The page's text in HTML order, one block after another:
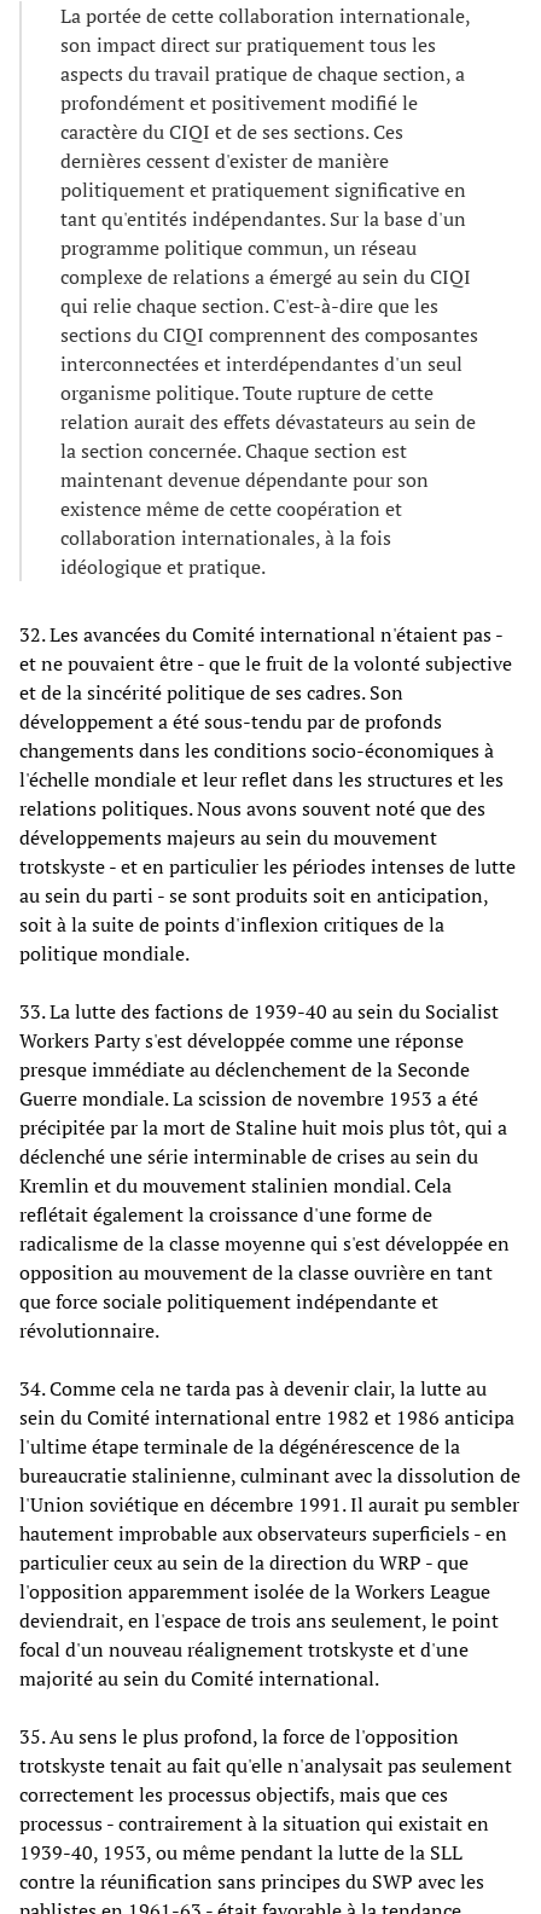
La portée de cette collaboration internationale,
son impact direct sur pratiquement tous les
aspects du travail pratique de chaque section, a
profondément et positivement modifié le
caractère du CIQI et de ses sections. Ces
dernières cessent d'exister de manière
politiquement et pratiquement significative en
tant qu'entités indépendantes. Sur la base d'un
programme politique commun, un réseau
complexe de relations a émergé au sein du CIQI
qui relie chaque section. C'est-à-dire que les
sections du CIQI comprennent des composantes
interconnectées et interdépendantes d'un seul
organisme politique. Toute rupture de cette
relation aurait des effets dévastateurs au sein de
la section concernée. Chaque section est
maintenant devenue dépendante pour son
existence même de cette coopération et
collaboration internationales, à la fois
idéologique et pratique.
32. Les avancées du Comité international n'étaient pas -
et ne pouvaient être - que le fruit de la volonté subjective
et de la sincérité politique de ses cadres. Son
développement a été sous-tendu par de profonds
changements dans les conditions socio-économiques à
l'échelle mondiale et leur reflet dans les structures et les
relations politiques. Nous avons souvent noté que des
développements majeurs au sein du mouvement
trotskyste - et en particulier les périodes intenses de lutte
au sein du parti - se sont produits soit en anticipation,
soit à la suite de points d'inflexion critiques de la
politique mondiale.
33. La lutte des factions de 1939-40 au sein du Socialist
Workers Party s'est développée comme une réponse
presque immédiate au déclenchement de la Seconde
Guerre mondiale. La scission de novembre 1953 a été
précipitée par la mort de Staline huit mois plus tôt, qui a
déclenché une série interminable de crises au sein du
Kremlin et du mouvement stalinien mondial. Cela
reflétait également la croissance d'une forme de
radicalisme de la classe moyenne qui s'est développée en
opposition au mouvement de la classe ouvrière en tant
que force sociale politiquement indépendante et
révolutionnaire.
34. Comme cela ne tarda pas à devenir clair, la lutte au
sein du Comité international entre 1982 et 1986 anticipa
l'ultime étape terminale de la dégénérescence de la
bureaucratie stalinienne, culminant avec la dissolution de
l'Union soviétique en décembre 1991. Il aurait pu sembler
hautement improbable aux observateurs superficiels - en
particulier ceux au sein de la direction du WRP - que
l'opposition apparemment isolée de la Workers League
deviendrait, en l'espace de trois ans seulement, le point
focal d'un nouveau réalignement trotskyste et d'une
majorité au sein du Comité international.
35. Au sens le plus profond, la force de l'opposition
trotskyste tenait au fait qu'elle n'analysait pas seulement
correctement les processus objectifs, mais que ces
processus - contrairement à la situation qui existait en
1939-40, 1953, ou même pendant la lutte de la SLL
contre la réunification sans principes du SWP avec les